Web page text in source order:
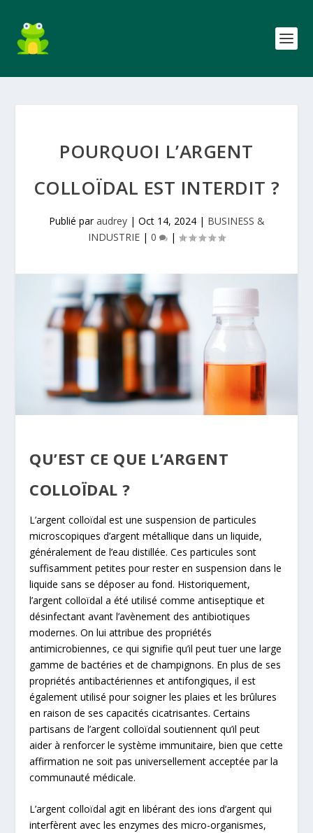
POURQUOI L’ARGENT
COLLOÏDAL EST INTERDIT ?
Publié paraudrey| Oct 14, 2024| BUSINESS &
INDUSTRIE | 0 |
QU’EST CE QUE L’ARGENT
COLLOÏDAL ?
L’argent colloïdal est une suspension de particules
microscopiques d’argent métallique dans un liquide,
généralement de l’eau distillée. Ces particules sont
suffisamment petites pour rester en suspension dans le
liquide sans se déposer au fond. Historiquement,
l’argent colloïdal a été utilisé comme antiseptique et
désinfectant avant l’avènement des antibiotiques
modernes. On lui attribue des propriétés
antimicrobiennes, ce qui signifie qu’il peut tuer une large
gamme de bactéries et de champignons. En plus de ses
propriétés antibactériennes et antifongiques, il est
également utilisé pour soigner les plaies et les brûlures
en raison de ses capacités cicatrisantes. Certains
partisans de l’argent colloïdal soutiennent qu’il peut
aider à renforcer le système immunitaire, bien que cette
affirmation ne soit pas universellement acceptée par la
communauté médicale.
L’argent colloïdal agit en libérant des ions d’argent qui
interfèrent avec les enzymes des micro-organismes,